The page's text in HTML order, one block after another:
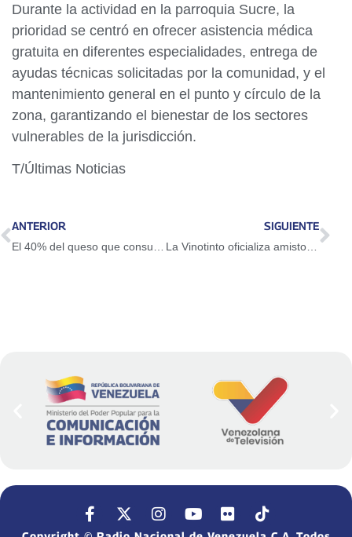
Durante la actividad en la parroquia Sucre, la
prioridad se centró en ofrecer asistencia médica
gratuita en diferentes especialidades, entrega de
ayudas técnicas solicitadas por la comunidad, y el
mantenimiento general en el punto y círculo de la
zona, garantizando el bienestar de los sectores
vulnerables de la jurisdicción.
T/Últimas Noticias
ANTERIOR SIGUIENTE
La Vinotinto oficializa amistosos ante Turquía e Irak en Estados Unidos